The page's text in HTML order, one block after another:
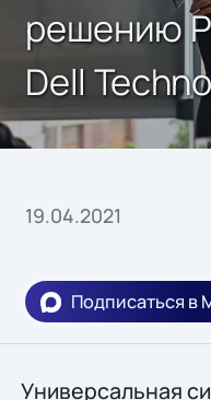
решению
Dell
19.04.2021
Подписаться в
Универсальная